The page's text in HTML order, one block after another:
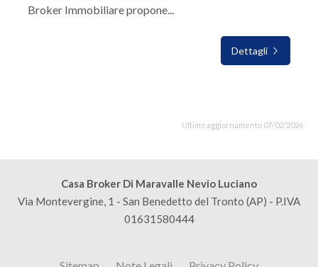
Broker Immobiliare propone...
Dettagli
Ultimo aggiornamento 07/02/2026
Casa Broker Di Maravalle Nevio Luciano
Via Montevergine, 1 - San Benedetto del Tronto (AP) - P.IVA
01631580444